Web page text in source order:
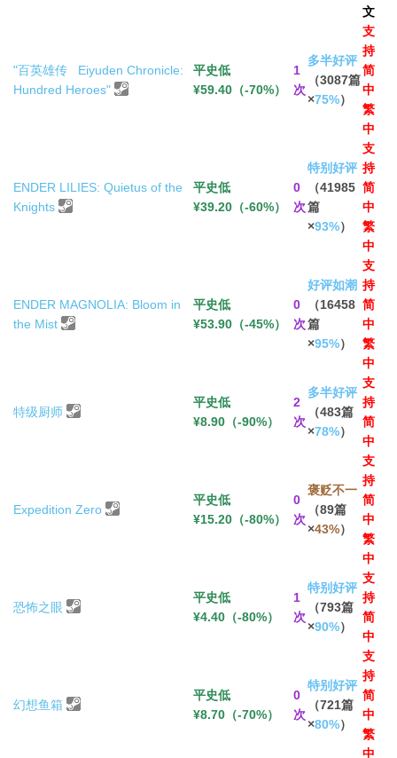
文
"百英雄传 Eiyuden Chronicle:
Hundred Heroes"
平史低
¥59.40（-70%）
1
次
多半好评
（3087篇
×75%）
支
持
简
中
繁
中
ENDER LILIES: Quietus of the
Knights
平史低
¥39.20（-60%）
0
次
特别好评
（41985
篇
×93%）
支
持
简
中
繁
中
ENDER MAGNOLIA: Bloom in
the Mist
平史低
¥53.90（-45%）
0
次
好评如潮
（16458
篇
×95%）
支
持
简
中
繁
中
特级厨师
平史低
¥8.90（-90%）
2
次
多半好评
（483篇
×78%）
支
持
简
中
Expedition Zero
平史低
¥15.20（-80%）
0
次
褒贬不一
（89篇
×43%）
支
持
简
中
繁
中
恐怖之眼
平史低
¥4.40（-80%）
1
次
特别好评
（793篇
×90%）
支
持
简
中
幻想鱼箱
平史低
¥8.70（-70%）
0
次
特别好评
（721篇
×80%）
支
持
简
中
繁
中